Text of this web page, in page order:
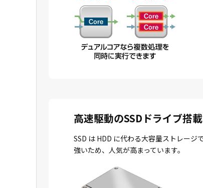
高速駆動のSSDドライブ搭載
SSD は HDD に代わる大容量ストレー
強いため、人気が高まっています。